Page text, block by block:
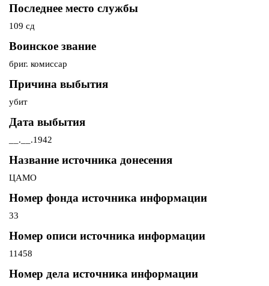
Последнее место службы
109 сд
Воинское звание
бриг. комиссар
Причина выбытия
убит
Дата выбытия
__.__.1942
Название источника донесения
ЦАМО
Номер фонда источника информации
33
Номер описи источника информации
11458
Номер дела источника информации